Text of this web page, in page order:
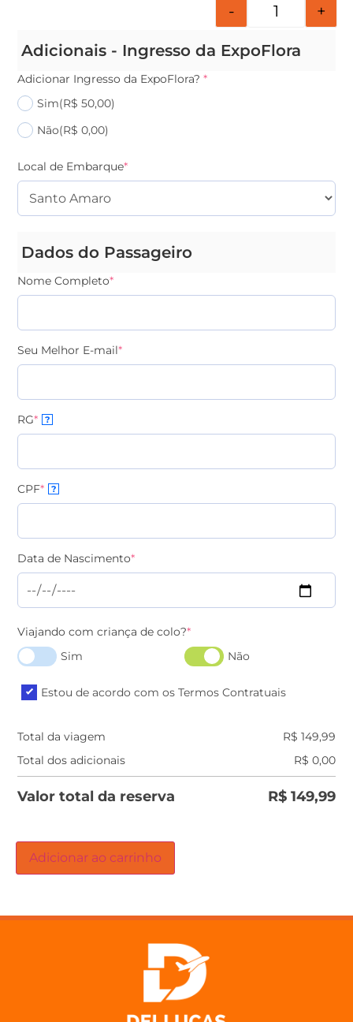
- +
Adicionais - Ingresso da ExpoFlora
Adicionar Ingresso da ExpoFlora? *
Sim(R$ 50,00)
Não(R$ 0,00)
Local de Embarque*
Dados do Passageiro
Nome Completo*
Seu Melhor E-mail*
RG* ?
CPF* ?
Data de Nascimento*
Viajando com criança de colo?*
Sim
Não
Estou de acordo com os Termos Contratuais
Total da viagem R$ 149,99
Total dos adicionais
R$ 0,00
Valor total da reserva R$ 149,99
Adicionar ao carrinho